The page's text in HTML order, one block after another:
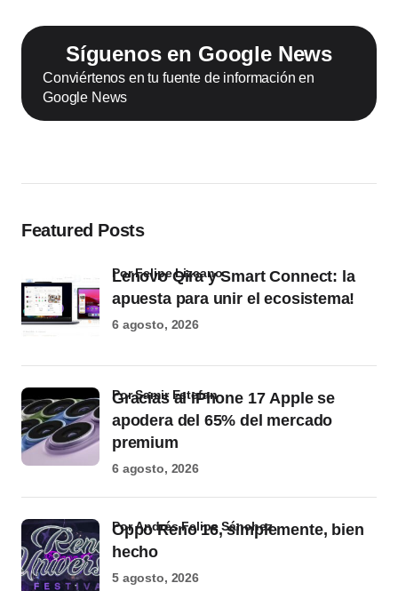
Síguenos en Google News
Conviértenos en tu fuente de información en
Google News
Featured Posts
Lenovo Qira y Smart Connect: la
apuesta para unir el ecosistema!
por Felipe Lizcano
6 agosto, 2026
Gracias al iPhone 17 Apple se
apodera del 65% del mercado
premium
por Samir Estefan
6 agosto, 2026
Oppo Reno 16, simplemente, bien
hecho
por Andrés Felipe Sánchez
5 agosto, 2026